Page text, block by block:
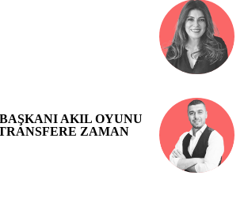
AKIL OYUNU
ZAMAN